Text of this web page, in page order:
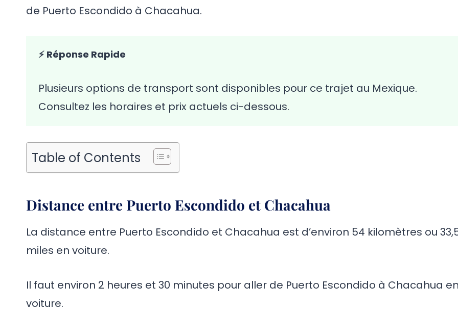
de Puerto Escondido à Chacahua.
⚡ Réponse Rapide
Plusieurs options de transport sont disponibles pour ce trajet au Mexique.
Consultez les horaires et prix actuels ci-dessous.
Table of Contents
Distance entre Puerto Escondido et Chacahua
La distance entre Puerto Escondido et Chacahua est d’environ 54 kilomètres ou
miles en voiture.
Il faut environ 2 heures et 30 minutes pour aller de Puerto Escondido à Chacahua
voiture.